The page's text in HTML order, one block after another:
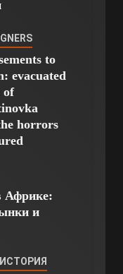
to
evacuated
of
horrors
Африке:
и